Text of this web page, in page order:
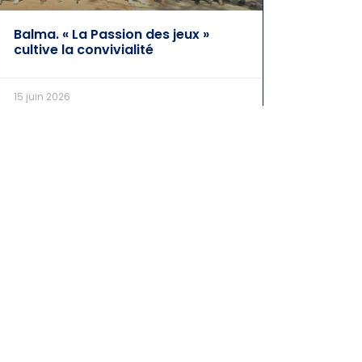
Balma. « La Passion des jeux »
cultive la convivialité
15 juin 2026